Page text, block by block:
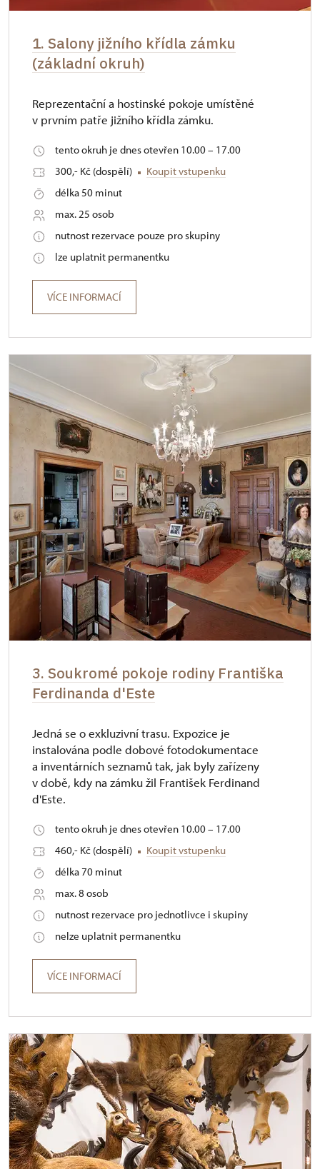
1. Salony jižního křídla zámku
(základní okruh)
Reprezentační a hostinské pokoje umístěné
v prvním patře jižního křídla zámku.
tento okruh je dnes otevřen 10.00 – 17.00
300,- Kč (dospělí)
Koupit vstupenku
délka 50 minut
max. 25 osob
nutnost rezervace pouze pro skupiny
lze uplatnit permanentku
VÍCE INFORMACÍ
3. Soukromé pokoje rodiny Františka
Ferdinanda d'Este
Jedná se o exkluzivní trasu. Expozice je
instalována podle dobové fotodokumentace
a inventárních seznamů tak, jak byly zařízeny
v době, kdy na zámku žil František Ferdinand
d'Este.
tento okruh je dnes otevřen 10.00 – 17.00
460,- Kč (dospělí)
Koupit vstupenku
délka 70 minut
max. 8 osob
nutnost rezervace pro jednotlivce i skupiny
nelze uplatnit permanentku
VÍCE INFORMACÍ